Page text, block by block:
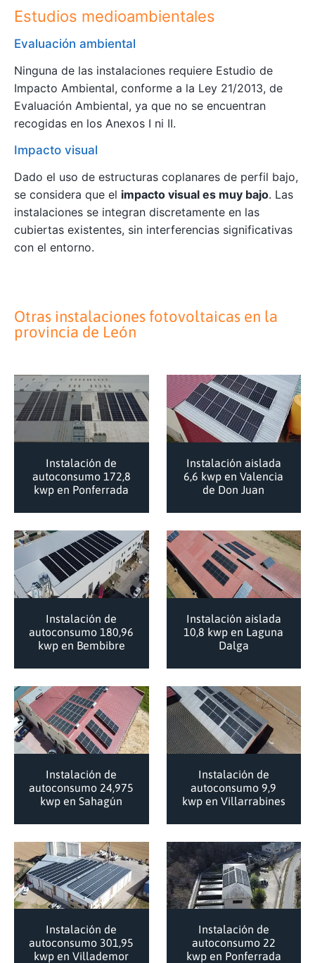
Estudios medioambientales
Evaluación ambiental
Ninguna de las instalaciones requiere Estudio de
Impacto Ambiental, conforme a la Ley 21/2013, de
Evaluación Ambiental, ya que no se encuentran
recogidas en los Anexos I ni II.
Impacto visual
Dado el uso de estructuras coplanares de perfil bajo,
se considera que el impacto visual es muy bajo. Las
instalaciones se integran discretamente en las
cubiertas existentes, sin interferencias significativas
con el entorno.
Otras instalaciones fotovoltaicas en la
provincia de León
Instalación de
autoconsumo 172,8
kwp en Ponferrada
Instalación aislada
6,6 kwp en Valencia
de Don Juan
Instalación de
autoconsumo 180,96
kwp en Bembibre
Instalación aislada
10,8 kwp en Laguna
Dalga
Instalación de
autoconsumo 24,975
kwp en Sahagún
Instalación de
autoconsumo 9,9
kwp en Villarrabines
Instalación de
autoconsumo 301,95
kwp en Villademor
Instalación de
autoconsumo 22
kwp en Ponferrada